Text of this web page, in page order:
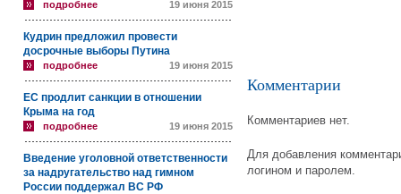
подробнее 19 июня 2015
Кудрин предложил провести
досрочные выборы Путина
подробнее 19 июня 2015
ЕС продлит санкции в отношении
Крыма на год
подробнее 19 июня 2015
Введение уголовной ответственности
за надругательство над гимном
России поддержал ВС РФ
Комментарии
Комментариев нет.
Для добавления
логином и паролем.